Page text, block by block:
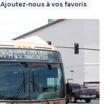
Ajoutez-nous à vos favoris